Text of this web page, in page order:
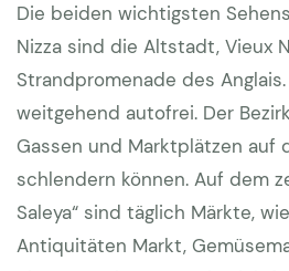
Die beiden wichtigsten
Nizza sind die Altstadt, Vieux
Strandpromenade des
weitgehend autofrei. Der
Gassen und Marktplätzen auf
schlendern können. Auf dem
Saleya“ sind täglich Märkte,
Antiquitäten Markt,